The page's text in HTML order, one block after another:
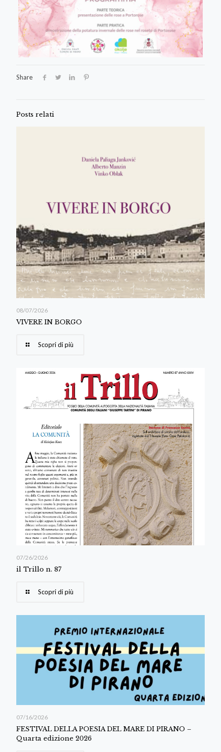
Share
Posts relati
08/07/2026
VIVERE IN BORGO
Scopri di più
07/26/2026
il Trillo n. 87
Scopri di più
07/16/2026
FESTIVAL DELLA POESIA DEL MARE DI PIRANO –
Quarta edizione 2026